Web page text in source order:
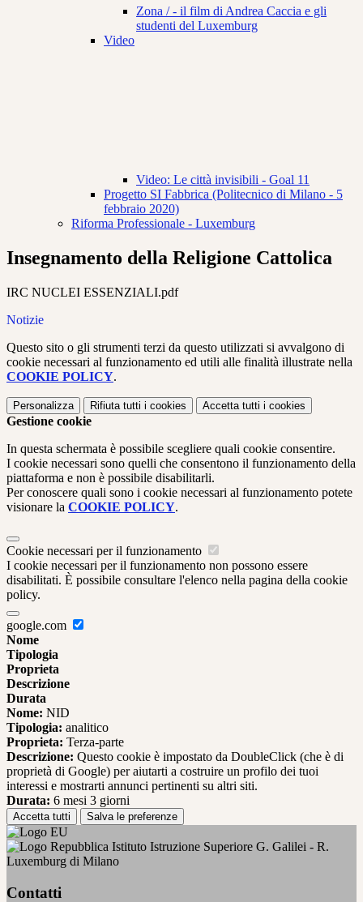
Zona / - il film di Andrea Caccia e gli
studenti del Luxemburg
Video
Video: Le città invisibili - Goal 11
Progetto SI Fabbrica (Politecnico di Milano - 5
febbraio 2020)
Riforma Professionale - Luxemburg
Insegnamento della Religione Cattolica
IRC NUCLEI ESSENZIALI.pdf
Notizie
Questo sito o gli strumenti terzi da questo utilizzati si avvalgono di
cookie necessari al funzionamento ed utili alle finalità illustrate nella
COOKIE POLICY.
Personalizza Rifiuta tutti i cookies Accetta tutti i cookies
Gestione cookie
In questa schermata è possibile scegliere quali cookie consentire.
I cookie necessari sono quelli che consentono il funzionamento della
piattaforma e non è possibile disabilitarli.
Per conoscere quali sono i cookie necessari al funzionamento potete
visionare la COOKIE POLICY.
Cookie necessari per il funzionamento
I cookie necessari per il funzionamento non possono essere
disabilitati. È possibile consultare l'elenco nella pagina della cookie
policy.
google.com
Nome
Tipologia
Proprieta
Descrizione
Durata
Nome: NID
Tipologia: analitico
Proprieta: Terza-parte
Descrizione: Questo cookie è impostato da DoubleClick (che è di
proprietà di Google) per aiutarti a costruire un profilo dei tuoi
interessi e mostrarti annunci pertinenti su altri siti.
Durata: 6 mesi 3 giorni
Accetta tutti Salva le preferenze
Istituto Istruzione Superiore G. Galilei - R.
Luxemburg di Milano
Contatti